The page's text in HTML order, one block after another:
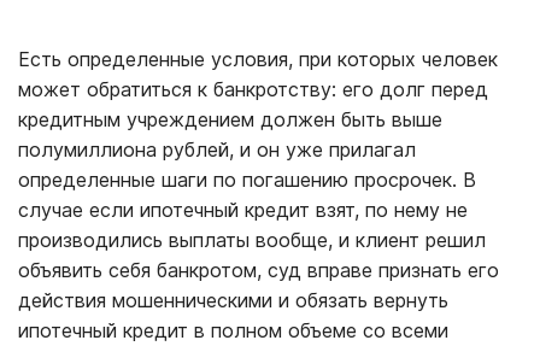
Есть определенные условия, при которых человек
может обратиться к банкротству: его долг перед
кредитным учреждением должен быть выше
полумиллиона рублей, и он уже прилагал
определенные шаги по погашению просрочек. В
случае если ипотечный кредит взят, по нему не
производились выплаты вообще, и клиент решил
объявить себя банкротом, суд вправе признать его
действия мошенническими и обязать вернуть
ипотечный кредит в полном объеме со всеми